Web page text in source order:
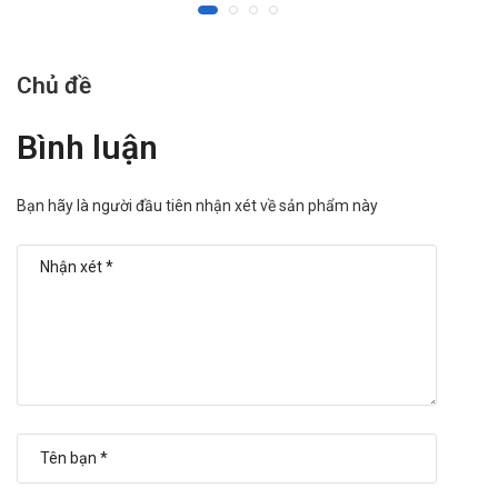
Nếu trong quá trình sử dụng sản phẩm xảy ra tình trạng quá liều,
viện hoặc các cơ sở y tế uy tín gần nhất để được cứu chữa kịp thờ.
Thuốc A.t Olanzapine Odt 5Mg - Công ty
Cổ phần Dược phẩm An Thiên có giá bán
là bao nhiêu?
Thiên hiện đang được bán sỉ lẻ tại Trường Anh Pharm. Tùy thời
đâu uy tín, chính hãng?
Chủ đề
Bình luận
Bạn hãy là người đầu tiên nhận xét về sản phẩm này